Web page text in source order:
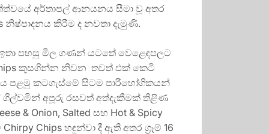
අර්තාපල් ආනයනය සීමා වූ අතර
නිෂ්පාදනය කිරීම ද නවතා දැමුණි.
පහසු මිල ගණන් යටතේ වෙළෙඳපලට
කුසගින්න නිවන තවත් එක් කෙටි
කටගැස්මේ සිටම පාරිභෝගිකයන්
ගිල්වමින් අපූරු රසවත් අත්දැකීමක් තිළිණ
& Onion, Salted සහ Hot & Spicy
Chips හඳුන්වා දී ඇති අතර ග්‍රෑම් 16